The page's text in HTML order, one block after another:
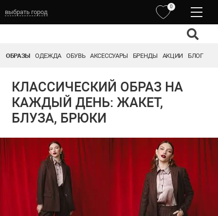
выбрать город
0
ОБРАЗЫ ОДЕЖДА ОБУВЬ АКСЕССУАРЫ БРЕНДЫ АКЦИИ БЛОГ
КЛАССИЧЕСКИЙ ОБРАЗ НА
КАЖДЫЙ ДЕНЬ: ЖАКЕТ,
БЛУЗА, БРЮКИ